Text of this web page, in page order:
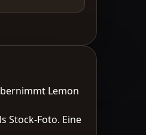
Lemon
Stock-Foto. Eine